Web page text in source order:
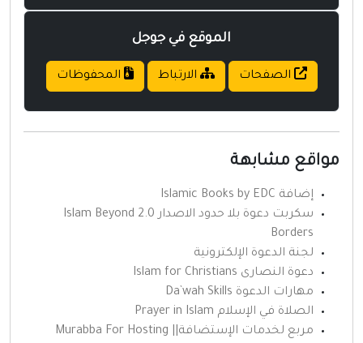
الموقع في جوجل
الصفحات الارتباط المحفوظات
مشابهة
إضافة Islamic Books by EDC
سكربت دعوة بلا حدود الاصدار 2.0 Islam Beyond
Borders
لجنة الدعوة الإلكترونية
دعوة النصارى Islam for Christians
مهارات الدعوة Da`wah Skills
الصلاة في الإسلام Prayer in Islam
مربع لخدمات الإستضافة|| Murabba For Hosting